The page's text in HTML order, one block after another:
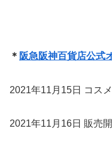
＊ 阪急阪神百貨店公式
2021年11月15日 コス
2021年11月16日 販売